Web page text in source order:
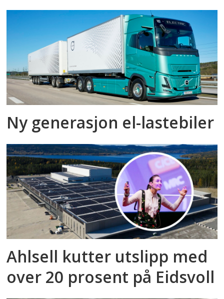
Ny generasjon el-lastebiler
Ahlsell kutter utslipp med
over 20 prosent på Eidsvoll